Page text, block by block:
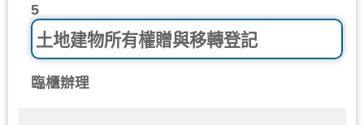
5
土地建物所有權贈與移轉登記
臨櫃辦理